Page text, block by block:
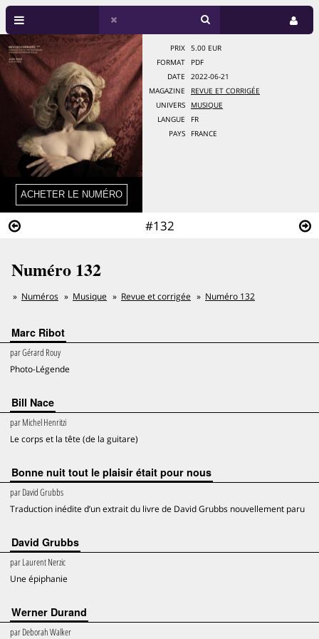
#132
PRIX
5.00 EUR
FORMAT
PDF
DATE
2022-06-21
MAGAZINE
REVUE ET CORRIGÉE
UNIVERS
MUSIQUE
LANGUE
FR
PAYS
FRANCE
Numéro 132
Numéros Musique Revue et corrigée Numéro 132
Marc Ribot
parGérard Rouy
Photo-Légende
Bill Nace
parMichel Henritzi
Le corps et la tête (de la guitare)
Bonne nuit tout le plaisir était pour nous
parDavid Grubbs
Traduction inédite d’un extrait du livre de David Grubbs nouvellement paru
David Grubbs
parLaurent Nerzic
Une épiphanie
Werner Durand
parDeborah Walker